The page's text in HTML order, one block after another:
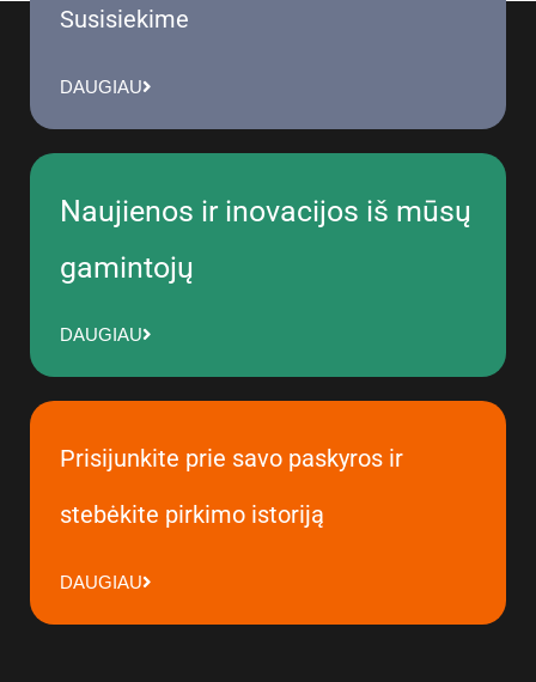
Susisiekime
DAUGIAU
Naujienos ir inovacijos iš mūsų
gamintojų
DAUGIAU
Prisijunkite prie savo paskyros ir
stebėkite pirkimo istoriją
DAUGIAU